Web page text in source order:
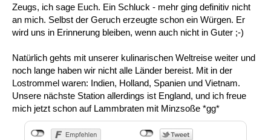
Zeugs, ich sage Euch. Ein Schluck - mehr ging definitiv nicht
an mich. Selbst der Geruch erzeugte schon ein Würgen. Er
wird uns in Erinnerung bleiben, wenn auch nicht in Guter ;-)
Natürlich gehts mit unserer kulinarischen Weltreise weiter und
noch lange haben wir nicht alle Länder bereist. Mit in der
Lostrommel waren: Indien, Holland, Spanien und Vietnam.
Unsere nächste Station allerdings ist England, und ich freue
mich jetzt schon auf Lammbraten mit Minzsoße *gg*